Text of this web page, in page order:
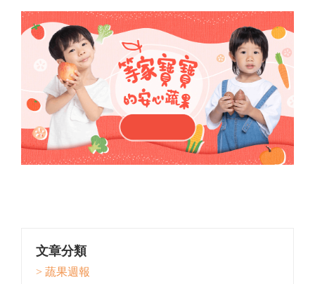
文章分類
> 蔬果週報